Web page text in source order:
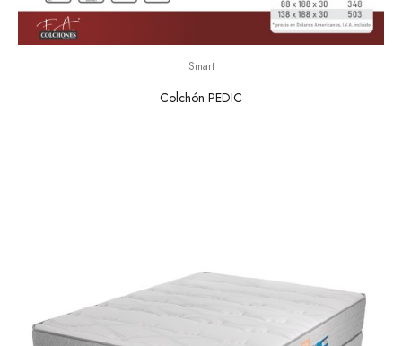
Smart
Colchón PEDIC